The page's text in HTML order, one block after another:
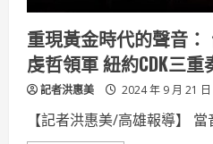
重現黃金時代的聲音
虔哲領軍 紐約CDK三
記者洪惠美 2024 年 9 月 21 日
【記者洪惠美/高雄報導】